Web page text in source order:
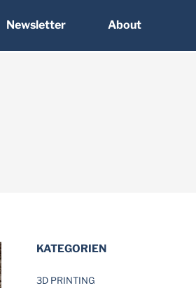
Newsletter About
KATEGORIEN
3D PRINTING